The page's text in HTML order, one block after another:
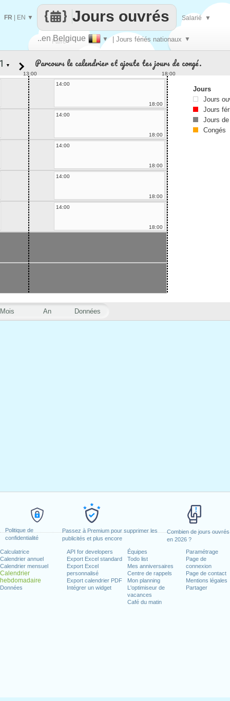
Politique de
confidentialité
Passez à Premium pour supprimer les
publicités et plus encore
Combien de jours ouvrés
en 2026 ?
Calculatrice
Calendrier annuel
Calendrier mensuel
Calendrier
hebdomadaire
Données
API for developers
Export Excel standard
Export Excel
personnalisé
Export calendrier PDF
Intégrer un widget
Équipes
Todo list
Mes anniversaires
Centre de rappels
Mon planning
L'optimiseur de
vacances
Café du matin
Paramétrage
Page de
connexion
Page de contact
Mentions légales
Partager
Faire
..en Belgique ▼ | Jours fériés nationaux ▼
Jours ouvrés
FR EN ▼ Salarié ▼
Mois An Données
▼ Parcours le calendrier et ajoute tes jours de congé.
13:00
18:00
14:00
18:00
14:00
18:00
14:00
18:00
14:00
18:00
14:00
18:00
Jours
Jours
Jours
Jours
Congés